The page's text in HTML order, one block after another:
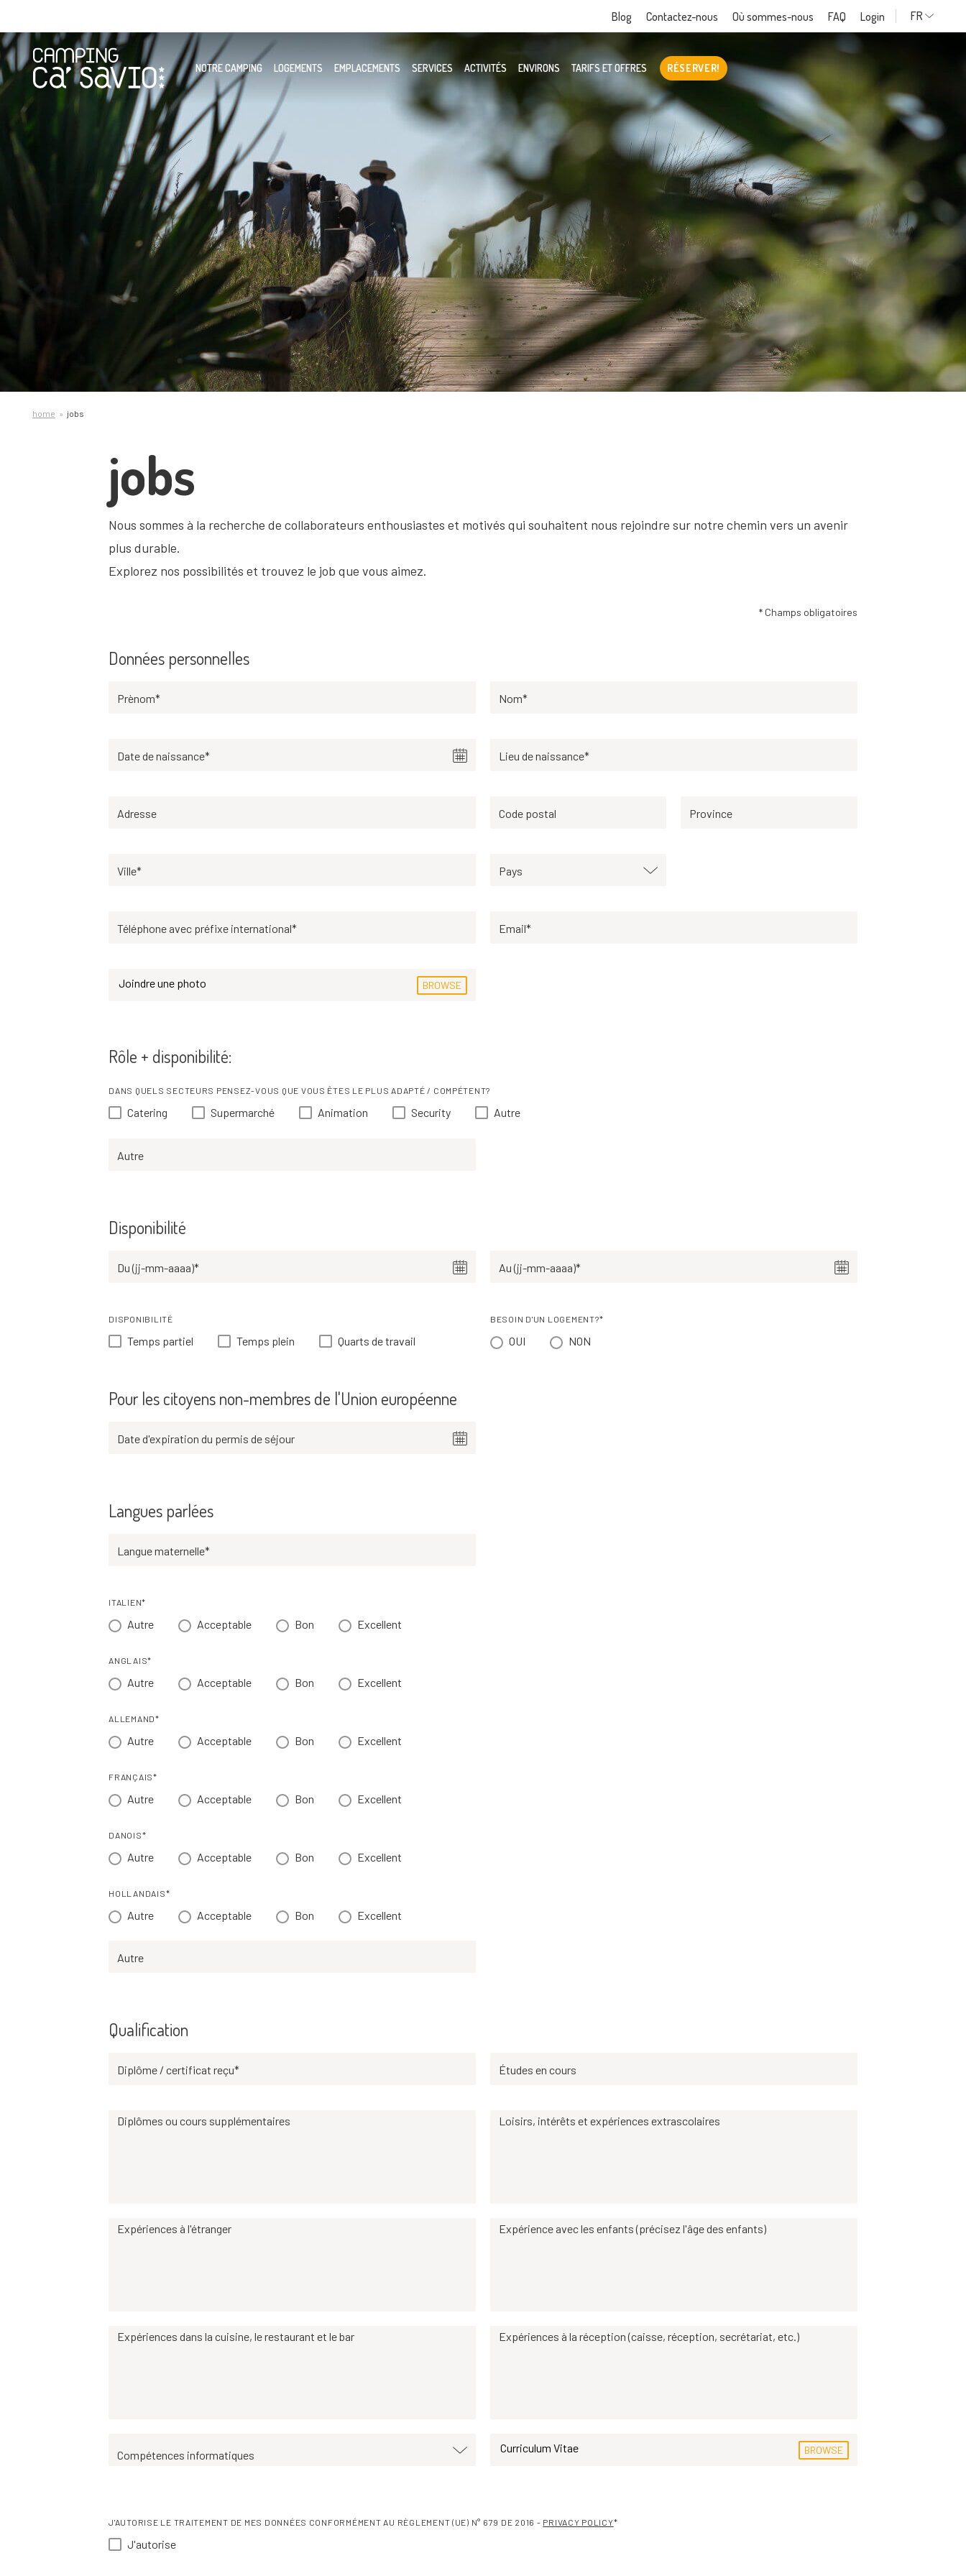
Blog Contactez-nous Où sommes-nous FAQ Login FR
NOTRE CAMPING LOGEMENTS EMPLACEMENTS SERVICES ACTIVITÉS ENVIRONS TARIFS ET OFFRES RÉSERVER!
home jobs
jobs
Nous sommes à la recherche de collaborateurs enthousiastes et motivés qui souhaitent nous rejoindre sur notre chemin vers un avenir
plus durable.
Explorez nos possibilités et trouvez le job que vous aimez.
* Champs obligatoires
Données personnelles
Prènom* Nom*
Date de naissance* Lieu de naissance*
Adresse Code postal Province
Ville* Pays
Téléphone avec préfixe international* Email*
Joindre une photo
Rôle + disponibilité:
DANS QUELS SECTEURS PENSEZ-VOUS QUE VOUS ÊTES LE PLUS ADAPTÉ / COMPÉTENT?
Catering Supermarché Animation Security Autre
Autre
Disponibilité
Du (jj-mm-aaaa)* Au (jj-mm-aaaa)*
DISPONIBILITÉ
Temps partiel Temps plein Quarts de travail
BESOIN D'UN LOGEMENT?*
OUI NON
Pour les citoyens non-membres de l'Union européenne
Date d'expiration du permis de séjour
Langues parlées
Langue maternelle*
ITALIEN*
Autre Acceptable Bon Excellent
ANGLAIS*
Autre Acceptable Bon Excellent
ALLEMAND*
Autre Acceptable Bon Excellent
FRANÇAIS*
Autre Acceptable Bon Excellent
DANOIS*
Autre Acceptable Bon Excellent
HOLLANDAIS*
Autre Acceptable Bon Excellent
Autre
Qualification
Diplôme / certificat reçu* Études en cours
Diplômes ou cours supplémentaires Loisirs, intérêts et expériences extrascolaires
Expériences à l'étranger Expérience avec les enfants (précisez l'âge des enfants)
Expériences dans la cuisine, le restaurant et le bar Expériences à la réception (caisse, réception, secrétariat, etc.)
Compétences informatiques Curriculum Vitae
J'AUTORISE LE TRAITEMENT DE MES DONNÉES CONFORMÉMENT AU RÈGLEMENT (UE) N° 679 DE 2016 - PRIVACY POLICY*
J'autorise